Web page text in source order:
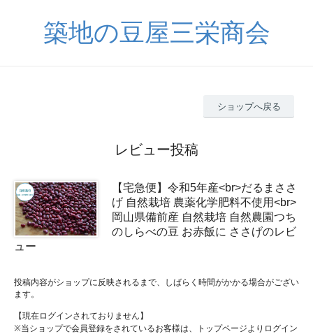
築地の豆屋三栄商会
ショップへ戻る
レビュー投稿
【宅急便】令和5年産<br>だるまささ
げ 自然栽培 農薬化学肥料不使用<br>
岡山県備前産 自然栽培 自然農園つち
のしらべの豆 お赤飯に ささげのレビ
ュー
投稿内容がショップに反映されるまで、しばらく時間がかかる場合がござい
ます。
【現在ログインされておりません】
※当ショップで会員登録をされているお客様は、トップページよりログイン